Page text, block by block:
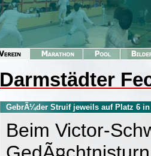
Darmstädter
GebrÃ¼der Struif jeweils auf Platz 6
Beim Victor-